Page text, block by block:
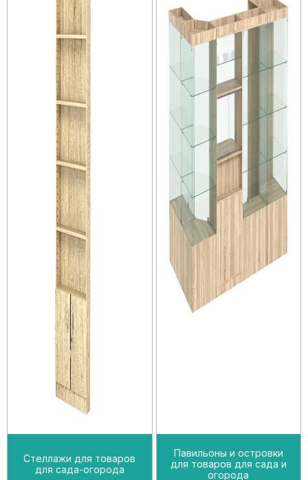
Стеллажи для товаров
для сада-огорода
Павильоны и островки
для товаров для сада и
огорода